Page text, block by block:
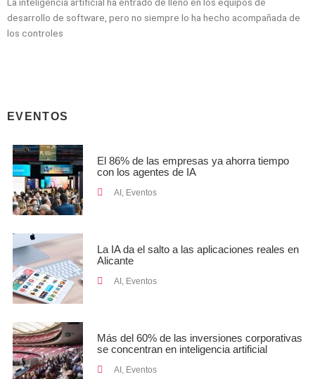
desarrollo de software, pero no siempre lo ha hecho acompañada de
los controles
EVENTOS
El 86% de las empresas ya ahorra tiempo
con los agentes de IA
AI , Eventos
La IA da el salto a las aplicaciones reales en
Alicante
AI , Eventos
Más del 60% de las inversiones corporativas
se concentran en inteligencia artificial
AI Eventos